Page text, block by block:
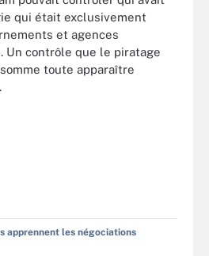
qui était exclusivement
et agences
Un contrôle que le piratage
toute apparaître
apprennent les négociations